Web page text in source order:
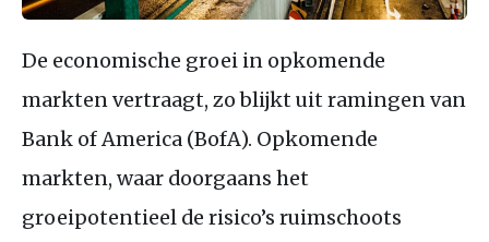
De economische groei in opkomende
markten vertraagt, zo blijkt uit ramingen van
Bank of America (BofA). Opkomende
markten, waar doorgaans het
groeipotentieel de risico’s ruimschoots